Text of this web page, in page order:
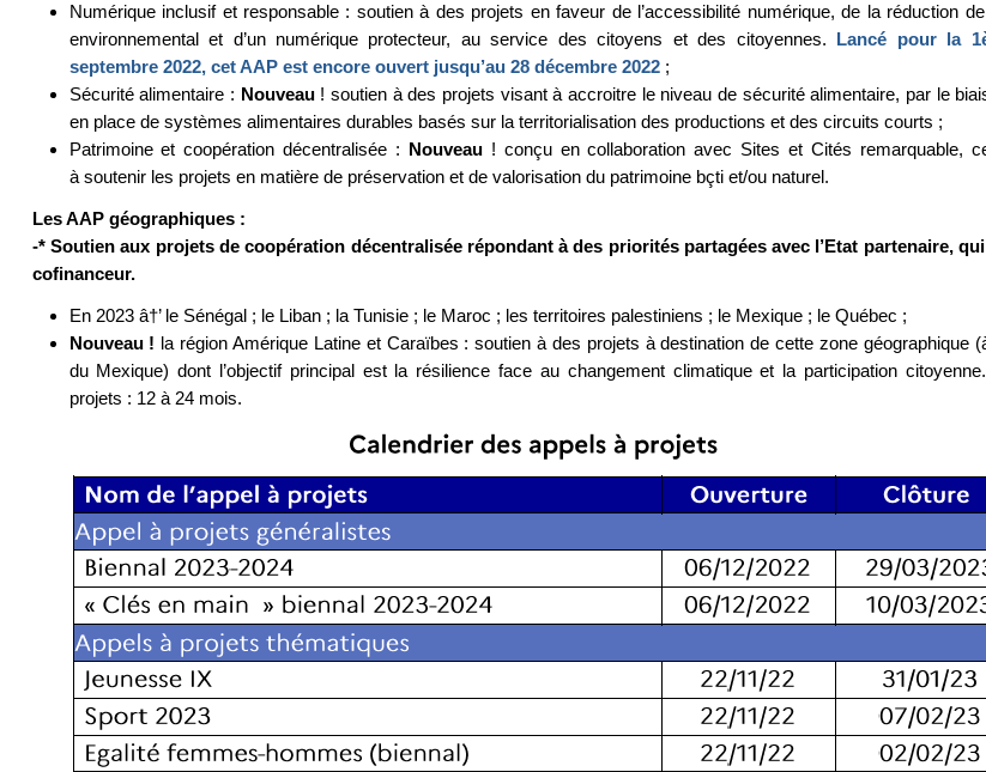
Numérique inclusif et responsable : soutien à des projets en faveur de l’accessibilité numérique, de la réduction
environnemental et d’un numérique protecteur, au service des citoyens et des citoyennes.
Lancé pour la
septembre 2022, cet AAP est encore ouvert jusqu’au 28 décembre 2022;
Sécurité alimentaire : Nouveau! soutien à des projets visant à accroitre le niveau de sécurité alimentaire, par le
en place de systèmes alimentaires durables basés sur la territorialisation des productions et des circuits courts ;
Patrimoine et coopération décentralisée : Nouveau! conçu en collaboration avec Sites et Cités remarquable,
à soutenir les projets en matière de préservation et de valorisation du patrimoine bçti et/ou naturel.
Les AAP géographiques :
-* Soutien aux projets de coopération décentralisée répondant à des priorités partagées avec l’Etat partenaire,
cofinanceur.
En 2023 â†’ le Sénégal ; le Liban ; la Tunisie ; le Maroc ; les territoires palestiniens ; le Mexique ; le Québec ;
Nouveau ! la région Amérique Latine et Caraïbes : soutien à des projets à destination de cette zone géographique
du Mexique) dont l’objectif principal est la résilience face au changement climatique et la participation
projets : 12 à 24 mois.